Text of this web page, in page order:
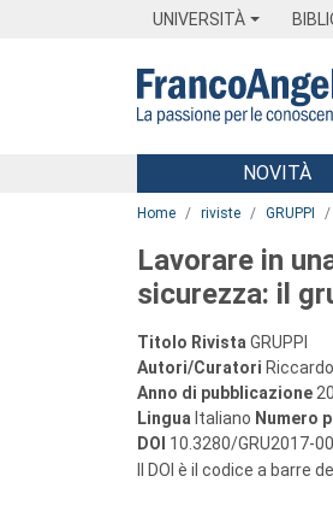
UNIVERSITÀ
Menu
NOVITÀ
Home riviste GRUPPI
Lavorare in
sicurezza: il
Titolo Rivista GRUPPI
Autori/Curatori
Anno di pubblicazione
Lingua Italiano Numero
DOI 10.3280/GRU2017-
Il DOI è il codice a barre